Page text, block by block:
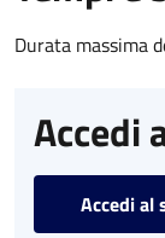
Durata massima
Accedi
Accedi al